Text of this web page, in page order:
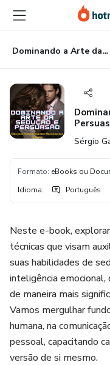
para
conteúdo
principal
para
pagamento
para
rodapé
Dominando a Arte da Sedução e Persuasão
Sérgio
Formato: eBooks ou
Idioma: Português
Neste e-book,
técnicas que visam
suas habilidades de
inteligência
de maneira mais
Vamos mergulhar
humana, na
pessoal, capacitando
versão de si mesmo.